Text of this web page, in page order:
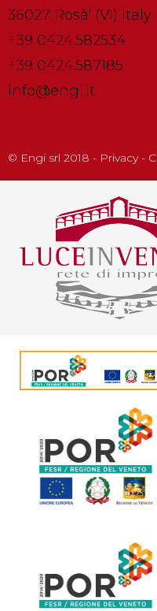
36027 Rosà' (VI) Italy
+39 0424.582534
+39 0424.587185
info@engi.it
© Engi srl 2018 - Privacy -